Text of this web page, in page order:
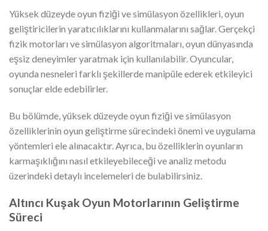
Yüksek düzeyde oyun fiziği ve simülasyon özellikleri, oyun
geliştiricilerin yaratıcılıklarını kullanmalarını sağlar. Gerçekçi
fizik motorları ve simülasyon algoritmaları, oyun dünyasında
eşsiz deneyimler yaratmak için kullanılabilir. Oyuncular,
oyunda nesneleri farklı şekillerde manipüle ederek etkileyici
sonuçlar elde edebilirler.
Bu bölümde, yüksek düzeyde oyun fiziği ve simülasyon
özelliklerinin oyun geliştirme sürecindeki önemi ve uygulama
yöntemleri ele alınacaktır. Ayrıca, bu özelliklerin oyunların
karmaşıklığını nasıl etkileyebileceği ve analiz metodu
üzerindeki detaylı incelemeleri de bulabilirsiniz.
Altıncı Kuşak Oyun Motorlarının Geliştirme
Süreci